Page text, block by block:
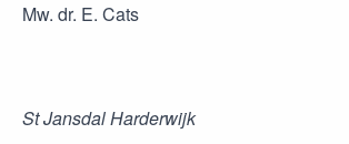
Mw. dr. E. Cats
St Jansdal Harderwijk